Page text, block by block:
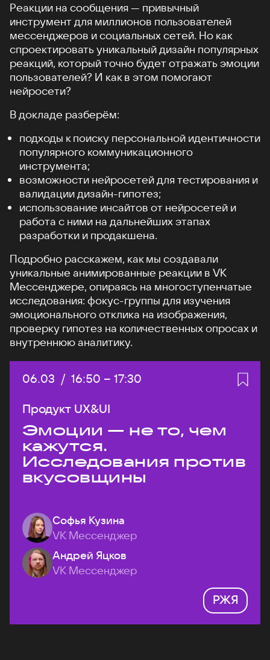
Реакции на сообщения — привычный
инструмент для миллионов пользователей
мессенджеров и социальных сетей. Но как
спроектировать уникальный дизайн популярных
реакций, который точно будет отражать эмоции
пользователей? И как в этом помогают
нейросети?
В докладе разберём:
подходы к поиску персональной идентичности
популярного коммуникационного
инструмента;
возможности нейросетей для тестирования и
валидации дизайн-гипотез;
использование инсайтов от нейросетей и
работа с ними на дальнейших этапах
разработки и продакшена.
Подробно расскажем, как мы создавали
уникальные анимированные реакции в VK
Мессенджере, опираясь на многоступенчатые
исследования: фокус-группы для изучения
эмоционального отклика на изображения,
проверку гипотез на количественных опросах и
внутреннюю аналитику.
Дата:
06.03 / Начало:
16:50 – Конец:
17:30
Продукт UX&UI
Эмоции — не то, чем
кажутся.
Исследования против
вкусовщины
Софья Кузина
VK Мессенджер
Андрей Яцков
VK Мессенджер
РЖЯ